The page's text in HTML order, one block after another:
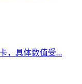
，具体数值受...